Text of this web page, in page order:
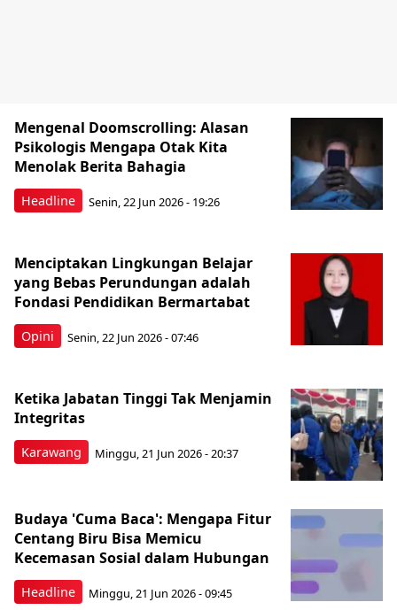
Headline
Mengenal Doomscrolling: Alasan
Psikologis Mengapa Otak Kita
Menolak Berita Bahagia
Senin, 22 Jun 2026 - 19:26
Opini
‎Menciptakan Lingkungan Belajar
yang Bebas Perundungan adalah
Fondasi Pendidikan Bermartabat
Senin, 22 Jun 2026 - 07:46
Karawang
Ketika Jabatan Tinggi Tak Menjamin
Integritas
Minggu, 21 Jun 2026 - 20:37
Headline
Budaya 'Cuma Baca': Mengapa Fitur
Centang Biru Bisa Memicu
Kecemasan Sosial dalam Hubungan
Minggu, 21 Jun 2026 - 09:45